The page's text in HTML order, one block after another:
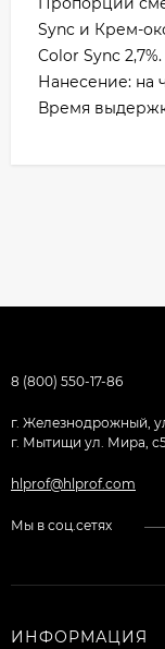
Sync и Крем-
Color Sync 2,7%.
Нанесение: на
Время
8 (800) 550-17-86
г. Железнодрожный,
г. Мытищи ул. Мира,
hlprof@hlprof.com
Мы в соц.сетях
ИНФОРМАЦИЯ